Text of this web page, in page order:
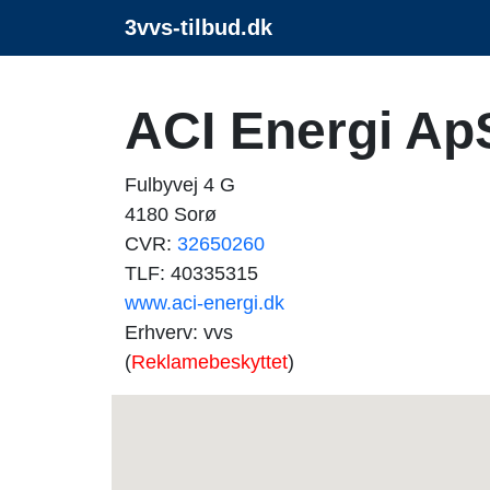
3vvs-tilbud.dk
ACI Energi
Fulbyvej 4 G
4180 Sorø
CVR: 32650260
TLF: 40335315
www.aci-energi.dk
Erhverv: vvs
(Reklamebeskyttet)